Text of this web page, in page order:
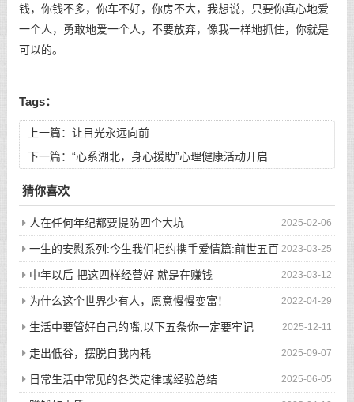
钱，你钱不多，你车不好，你房不大，我想说，只要你真心地爱
一个人，勇敢地爱一个人，不要放弃，像我一样地抓住，你就是
可以的。
Tags：
上一篇： 让目光永远向前
下一篇： “心系湖北，身心援助”心理健康活动开启
猜你喜欢
2025-02-06
人在任何年纪都要提防四个大坑
2023-03-25
一生的安慰系列:今生我们相约携手爱情篇:前世五百
次的回眸才换来今生的相遇
2023-03-12
中年以后 把这四样经营好 就是在赚钱
2022-04-29
为什么这个世界少有人，愿意慢慢变富！
2025-12-11
生活中要管好自己的嘴,以下五条你一定要牢记
2025-09-07
走出低谷，摆脱自我内耗
2025-06-05
日常生活中常见的各类定律或经验总结